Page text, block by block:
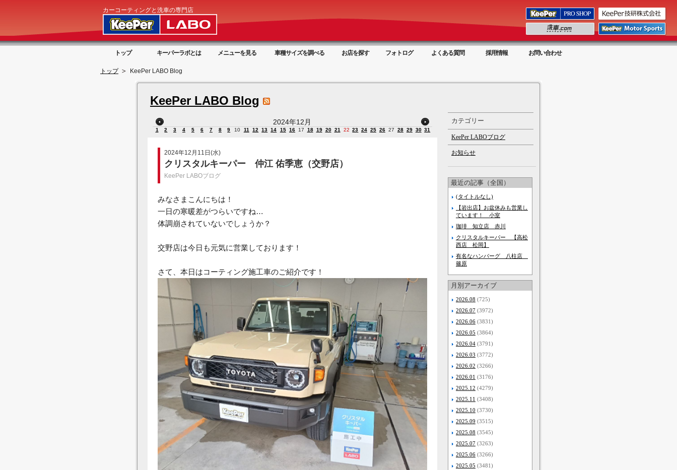
カーコーティングと洗車の専門店
トップ キーパーラボとは メニューを見る 車種サイズを調べる お店を探す フォトログ よくある質問 採用情報 お問い合わせ
トップ KeePer LABO Blog
KeePer LABO Blog
2024年12月
1 2 3 4 5 6 7 8 9 10 11 12 13 14 15 16 17 18 19 20 21 22 23 24 25 26 27 28 29 30 31
2024年12月11日(水)
クリスタルキーパー 仲江 佑季恵（交野店）
KeePer LABOブログ
みなさまこんにちは！
一日の寒暖差がつらいですね…
体調崩されていないでしょうか？
交野店は今日も元気に営業しております！
さて、本日はコーティング施工車のご紹介です！
カテゴリー
KeePer LABOブログ
お知らせ
最近の記事（全国）
(タイトルなし)
【岩出店】お盆休みも営業し
ています！ 小室
珈琲 知立店 赤川
クリスタルキーパー 【高松
西店 松岡】
有名なハンバーグ 八柱店
篠原
月別アーカイブ
2026.08 (725)
2026.07 (3972)
2026.06 (3831)
2026.05 (3864)
2026.04 (3791)
2026.03 (3772)
2026.02 (3266)
2026.01 (3176)
2025.12 (4279)
2025.11 (3408)
2025.10 (3730)
2025.09 (3515)
2025.08 (3545)
2025.07 (3263)
2025.06 (3266)
2025.05 (3481)